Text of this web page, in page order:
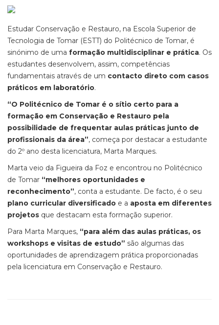
Estudar Conservação e Restauro, na Escola Superior de
Tecnologia de Tomar (ESTT) do Politécnico de Tomar, é
sinónimo de uma formação multidisciplinar e prática. Os
estudantes desenvolvem, assim, competências
fundamentais através de um contacto direto com casos
práticos em laboratório.
“O Politécnico de Tomar é o sítio certo para a
formação em Conservação e Restauro pela
possibilidade de frequentar aulas práticas junto de
profissionais da área”, começa por destacar a estudante
do 2º ano desta licenciatura, Marta Marques.
Marta veio da Figueira da Foz e encontrou no Politécnico
de Tomar “melhores oportunidades e
reconhecimento”, conta a estudante. De facto, é o seu
plano curricular diversificado e a aposta em diferentes
projetos que destacam esta formação superior.
Para Marta Marques, “para além das aulas práticas, os
workshops e visitas de estudo” são algumas das
oportunidades de aprendizagem prática proporcionadas
pela licenciatura em Conservação e Restauro.